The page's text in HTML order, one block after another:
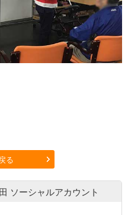
る
ソーシャルアカウント